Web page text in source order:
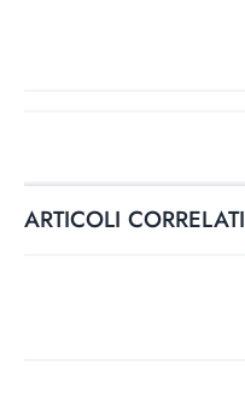
ARTICOLI CORRELATI